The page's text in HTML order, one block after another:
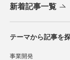
新着記事一覧
テーマから記事を
事業開発